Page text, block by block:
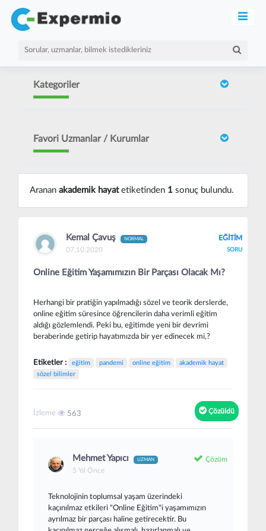
Kategoriler
Favori Uzmanlar / Kurumlar
Aranan akademik hayatetiketinden 1sonuç bulundu.
Kemal Çavuş NORMAL
07.10.2020
EĞİTİM
SORU
Online Eğitim Yaşamımızın Bir Parçası Olacak Mı?
Herhangi bir pratiğin yapılmadığı sözel ve teorik derslerde,
online eğitim süresince öğrencilerin daha verimli eğitim
aldığı gözlemlendi. Peki bu, eğitimde yeni bir devrimi
beraberinde getirip hayatımızda bir yer edinecek mi,?
Etiketler : eğitim pandemi online eğitim
akademik hayat
sözel bilimler
Çözüldü
İzleme 563
Mehmet Yapıcı UZMAN
5 Yıl Önce
Çözüm
Teknolojinin toplumsal yaşam üzerindeki
kaçınılmaz etkileri "Online Eğitim"i yaşamımızın
ayrılmaz bir parçası haline getirecektir. Bu